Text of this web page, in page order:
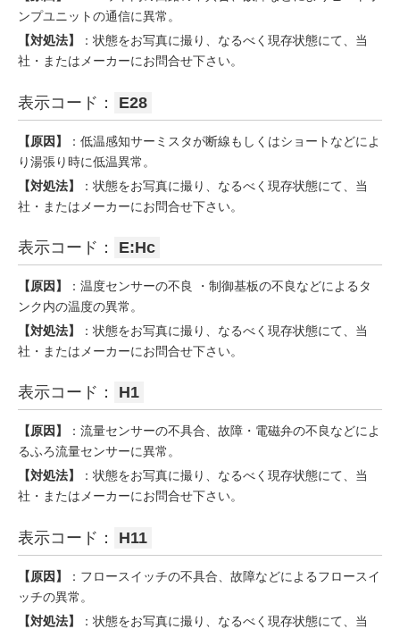
ンプユニットの通信に異常。
【対処法】
：状態をお写真に撮り、なるべく現存状態にて、当
社・またはメーカーにお問合せ下さい。
表示コード： E28
【原因】
：低温感知サーミスタが断線もしくはショートなどによ
り湯張り時に低温異常。
【対処法】
：状態をお写真に撮り、なるべく現存状態にて、当
社・またはメーカーにお問合せ下さい。
表示コード： E:Hc
【原因】
：温度センサーの不良 ・制御基板の不良などによるタ
ンク内の温度の異常。
【対処法】
：状態をお写真に撮り、なるべく現存状態にて、当
社・またはメーカーにお問合せ下さい。
表示コード： H1
【原因】
：流量センサーの不具合、故障・電磁弁の不良などによ
るふろ流量センサーに異常。
【対処法】
：状態をお写真に撮り、なるべく現存状態にて、当
社・またはメーカーにお問合せ下さい。
表示コード： H11
【原因】
：フロースイッチの不具合、故障などによるフロースイ
ッチの異常。
【対処法】
：状態をお写真に撮り、なるべく現存状態にて、当